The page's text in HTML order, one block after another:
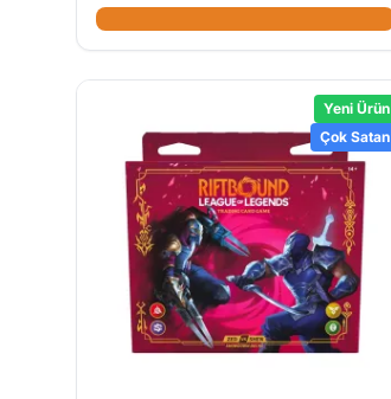
Yeni Ürün
Çok Satan